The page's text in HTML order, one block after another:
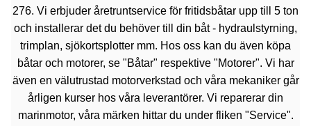
276. Vi erbjuder åretruntservice för fritidsbåtar upp till 5 ton
och installerar det du behöver till din båt - hydraulstyrning,
trimplan, sjökortsplotter mm. Hos oss kan du även köpa
båtar och motorer, se "Båtar" respektive "Motorer". Vi har
även en välutrustad motorverkstad och våra mekaniker går
årligen kurser hos våra leverantörer. Vi reparerar din
marinmotor, våra märken hittar du under fliken "Service".